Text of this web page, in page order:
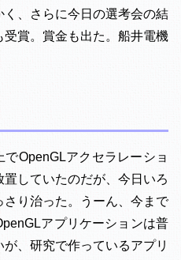
、さらに今日の選考会の結
賞。賞金も出た。船井電機
OpenGLアクセラレーショ
していたのだが、今日いろ
り治った。うーん、今まで
アプリケーションは普
、研究で作っているアプリ